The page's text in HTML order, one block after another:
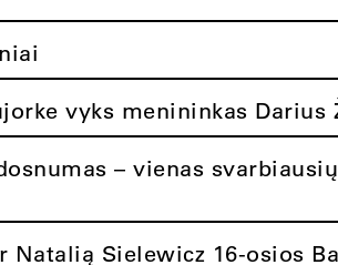
vyks menininkas Darius
– vienas
Natalią Sielewicz 16-osios